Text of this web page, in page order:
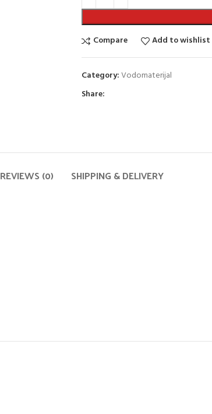
Compare
Add to wishlist
Category:Vodomaterijal
Share:
REVIEWS (0) SHIPPING & DELIVERY